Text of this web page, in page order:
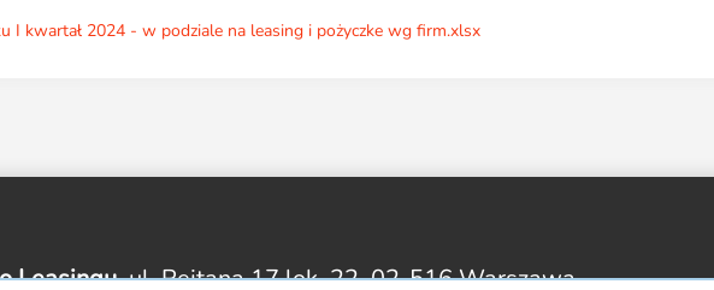
I kwartał 2024 - w podziale na leasing i pożyczke wg firm.xlsx
Leasingu,ul. Rejtana 17 lok. 22,02-516 Warszawa